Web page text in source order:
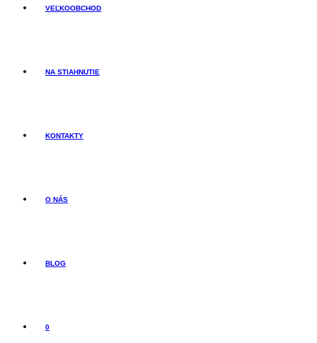
VEĽKOOBCHOD
NA STIAHNUTIE
KONTAKTY
O NÁS
BLOG
0